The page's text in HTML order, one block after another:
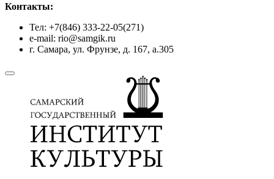
Контакты:
Тел: +7(846) 333-22-05(271)
e-mail: rio@samgik.ru
г. Самара, ул. Фрунзе, д. 167, а.305